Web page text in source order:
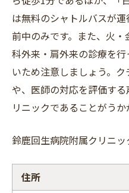
は無料のシャトルバスが
前中のみです。また、火
科外来・肩外来の診療を
いため注意しましょう。
や、医師の対応を評価す
リニックであることがうか
鈴鹿回生病院附属クリニ
住所